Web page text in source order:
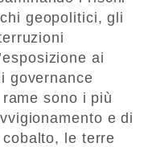
geopolitici, gli
ai
governance
sono i più
e di
le terre